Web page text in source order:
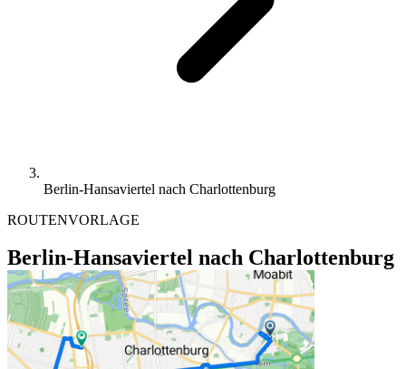
Berlin-Hansaviertel nach Charlottenburg
ROUTENVORLAGE
Berlin-Hansaviertel nach Charlottenburg